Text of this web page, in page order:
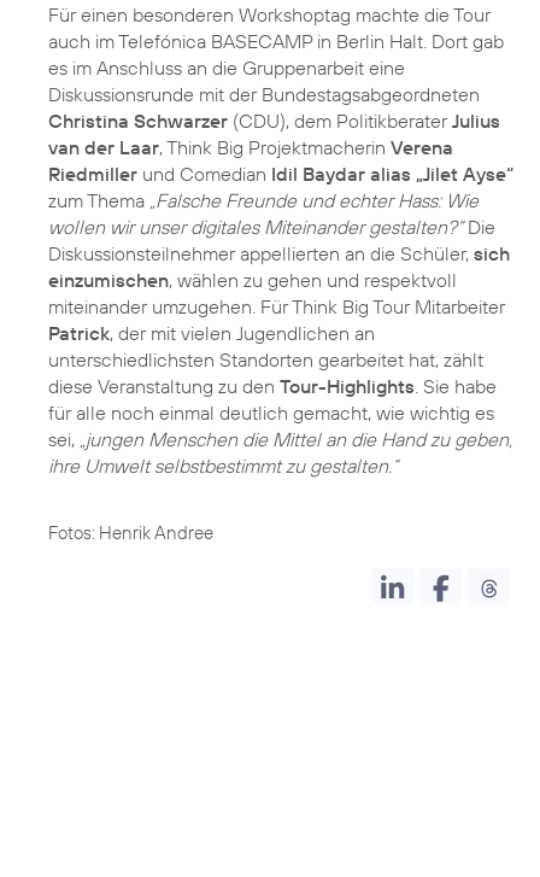
Für einen besonderen Workshoptag machte die Tour
auch im Telefónica BASECAMP in Berlin Halt. Dort gab
es im Anschluss an die Gruppenarbeit eine
Diskussionsrunde mit der Bundestagsabgeordneten
Christina Schwarzer (CDU), dem PolitikberaterJulius
van der Laar, Think Big Projektmacherin Verena
Riedmiller und Comedian Idil Baydar alias „Jilet Ayse“
zum Thema „Falsche Freunde und echter Hass: Wie
wollen wir unser digitales Miteinander gestalten?“Die
Diskussionsteilnehmer appellierten an die Schüler, sich
einzumischen, wählen zu gehen und respektvoll
miteinander umzugehen. Für Think Big Tour Mitarbeiter
Patrick, der mit vielen Jugendlichen an
unterschiedlichsten Standorten gearbeitet hat, zählt
diese Veranstaltung zu den Tour-Highlights . Sie habe
für alle noch einmal deutlich gemacht, wie wichtig es
sei, „jungen Menschen die Mittel an die Hand zu geben,
ihre Umwelt selbstbestimmt zu gestalten.“
Fotos: Henrik Andree